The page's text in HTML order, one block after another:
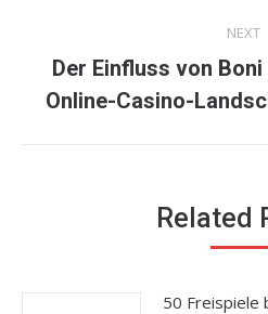
NEXT
Der Einfluss von
Online-Casino-
Related
50 Freispiele